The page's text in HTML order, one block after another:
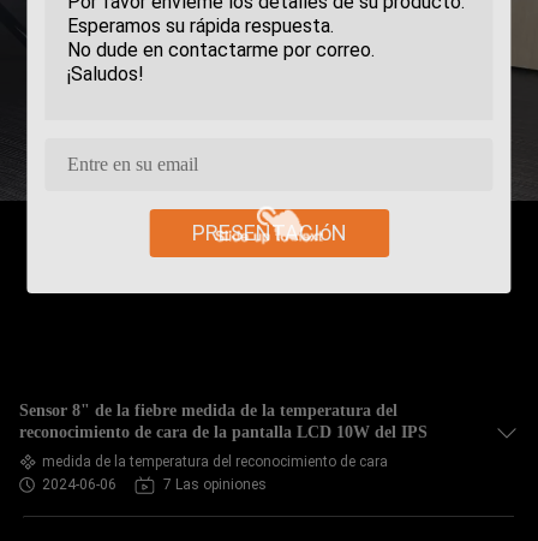
PRESENTACIóN
Sensor 8" de la fiebre medida de la temperatura del
reconocimiento de cara de la pantalla LCD 10W del IPS
medida de la temperatura del reconocimiento de cara
2024-06-06
7 Las opiniones